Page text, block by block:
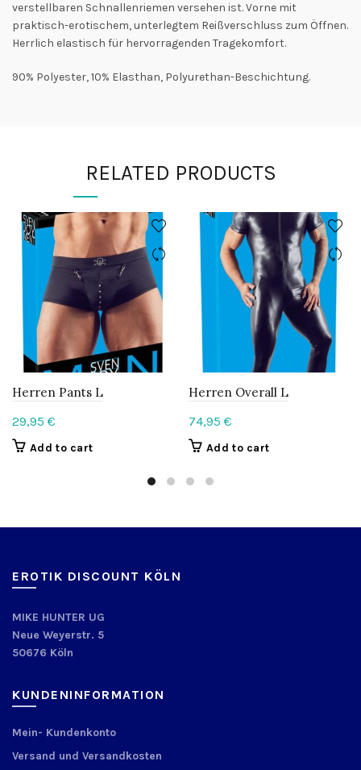
verstellbaren Schnallenriemen versehen ist. Vorne mit
praktisch-erotischem, unterlegtem Reißverschluss zum Öffnen.
Herrlich elastisch für hervorragenden Tragekomfort.
90% Polyester, 10% Elasthan, Polyurethan-Beschichtung.
RELATED PRODUCTS
Herren Pants L
29,95 €
Add to cart
Herren Overall L
74,95 €
Add to cart
EROTIK DISCOUNT KÖLN
MIKE HUNTER UG
Neue Weyerstr. 5
50676 Köln
KUNDENINFORMATION
Mein- Kundenkonto
Versand und Versandkosten